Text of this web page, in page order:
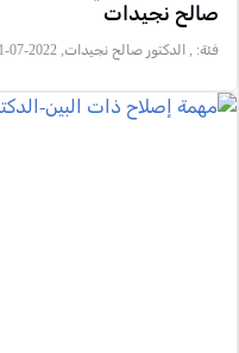
صالح نجيدات
فئة: , الدكتور صالح نجيدات, 2022-07-31 23:15:40